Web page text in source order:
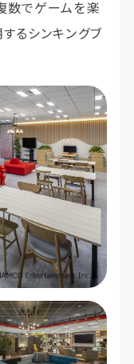
数でゲームを楽
るシンキングブ